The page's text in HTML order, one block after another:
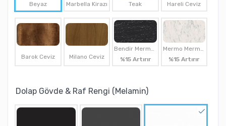
Beyaz Marbella Kirazı Teak Hareli Ceviz
Barok Ceviz Milano Ceviz
Bendir Mermer
%15 Artırır
Mermo Mermer
%15 Artırır
Dolap Gövde & Raf Rengi (Melamin)